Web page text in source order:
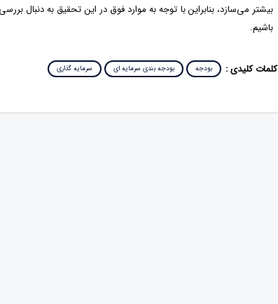
بیشتر می‌سازد، بنابراین با توجه به موارد فوق در این تحقیق به دنبال
باشیم.
کلمات کلیدی : بودجه بودجه بندی سرمایه ای سرمایه گذاری